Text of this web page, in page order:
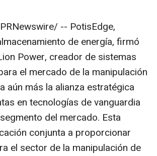
-- PotisEdge,
de energía, firmó
Power, creador de sistemas
el mercado de la manipulación
aún más la alianza estratégica
en tecnologías de vanguardia
del mercado. Esta
conjunta a proporcionar
el sector de la manipulación de